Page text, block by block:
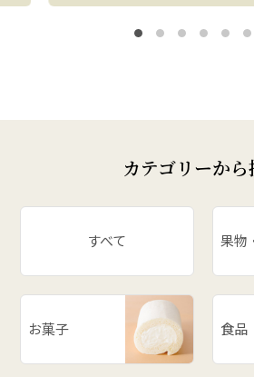
カテゴリーから
すべて 果物
お菓子 食品